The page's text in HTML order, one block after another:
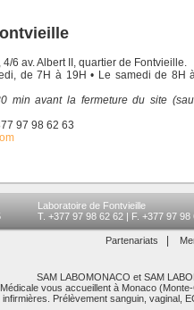
6 av. Albert II, quartier de Fontvieille.
de 7H à 19H • Le samedi de 8H à
min avant la fermeture du site
97 98 62 63
Laboratoire de Fontvieille
T. +377 97 98 62 62 | F. +377 97 98
Partenariats
SAM LABOMONACO et SAM
vous accueillent à Monaco
Prélèvement sanguin, vaginal,